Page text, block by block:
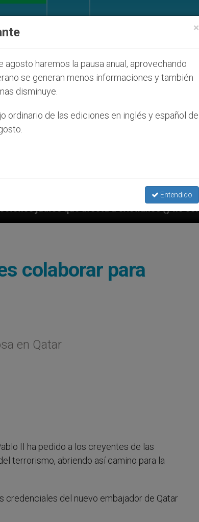
a cristianos (y no sólo) en Tierra Santa
colaborar para
en Qatar
II ha pedido a los creyentes de las
terrorismo, abriendo así camino para la
credenciales del nuevo embajador de Qatar
×
agosto haremos la pausa anual, aprovechando
se generan menos informaciones y también
disminuye.
ordinario de las ediciones en inglés y español de
Entendido